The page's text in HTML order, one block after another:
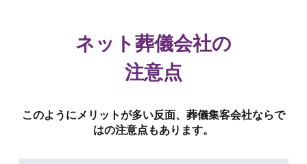
ネット葬儀会社の
注意点
このようにメリットが多い反面、葬儀集客会社ならで
はの注意点もあります。